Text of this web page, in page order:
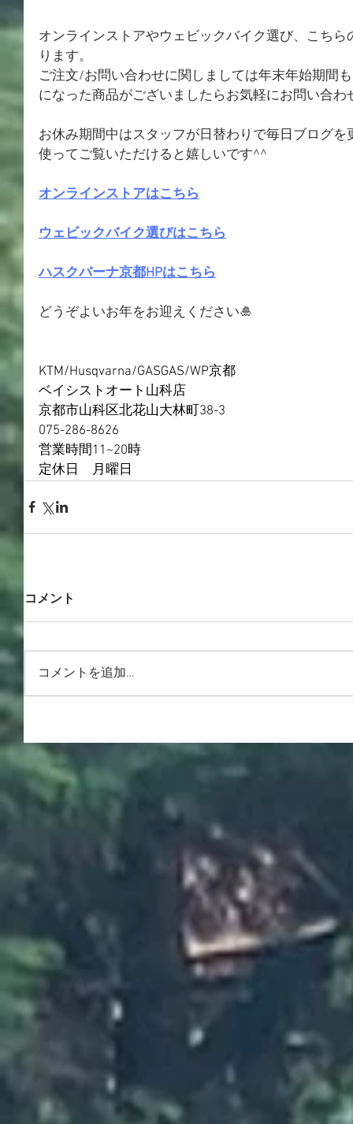
オンラインストアやウェビックバイク選び、こちら
ります。
ご注文/お問い合わせに関しましては年末年始期間
になった商品がございましたらお気軽にお問い合わ
お休み期間中はスタッフが日替わりで毎日ブログ
使ってご覧いただけると嬉しいです^^
オンラインストアはこちら
ウェビックバイク選びはこちら
ハスクバーナ京都HPはこちら
どうぞよいお年をお迎えください🎍
KTM/Husqvarna/GASGAS/WP京都
ベイシストオート山科店
京都市山科区北花山大林町38-3
075-286-8626
営業時間11~20時
定休日　月曜日
コメント
コメントを追加…